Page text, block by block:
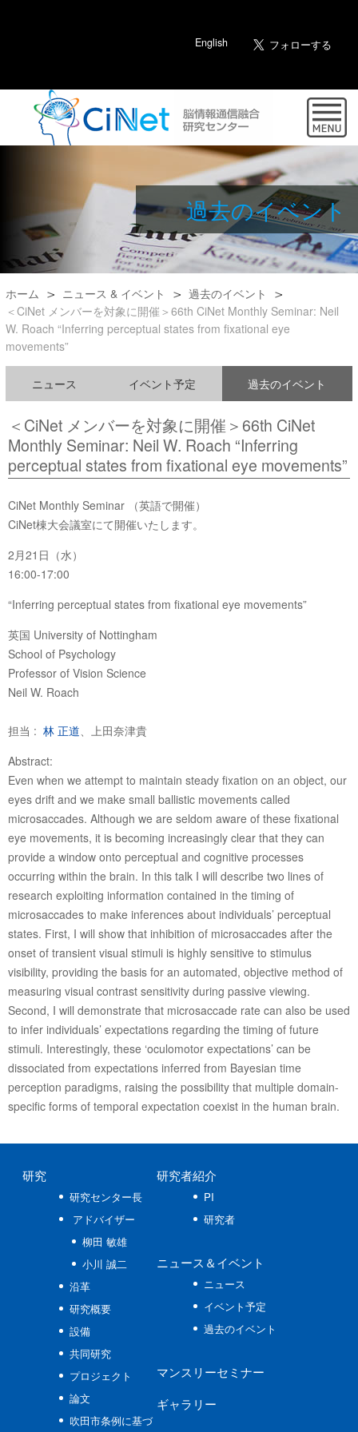
English
過去のイベント
ホーム ニュース & イベント
過去のイベント
＜CiNet メンバーを対象に開催＞66th CiNet Monthly Seminar: Neil
W. Roach “Inferring perceptual states from fixational eye
movements”
ニュース イベント予定 過去のイベント
＜CiNet メンバーを対象に開催＞66th CiNet
Monthly Seminar: Neil W. Roach “Inferring
perceptual states from fixational eye movements”
CiNet Monthly Seminar （英語で開催）
CiNet棟大会議室にて開催いたします。
2月21日（水）
16:00-17:00
“Inferring perceptual states from fixational eye movements”
英国 University of Nottingham
School of Psychology
Professor of Vision Science
Neil W. Roach
担当 : 林 正道、上田奈津貴
Abstract:
Even when we attempt to maintain steady fixation on an object, our
eyes drift and we make small ballistic movements called
microsaccades. Although we are seldom aware of these fixational
eye movements, it is becoming increasingly clear that they can
provide a window onto perceptual and cognitive processes
occurring within the brain. In this talk I will describe two lines of
research exploiting information contained in the timing of
microsaccades to make inferences about individuals’ perceptual
states. First, I will show that inhibition of microsaccades after the
onset of transient visual stimuli is highly sensitive to stimulus
visibility, providing the basis for an automated, objective method of
measuring visual contrast sensitivity during passive viewing.
Second, I will demonstrate that microsaccade rate can also be used
to infer individuals’ expectations regarding the timing of future
stimuli. Interestingly, these ‘oculomotor expectations’ can be
dissociated from expectations inferred from Bayesian time
perception paradigms, raising the possibility that multiple domain-
specific forms of temporal expectation coexist in the human brain.
研究
研究センター長
アドバイザー
柳田 敏雄
小川 誠二
沿革
研究概要
設備
共同研究
プロジェクト
論文
吹田市条例に基づ
研究者紹介
PI
研究者
ニュース ＆イベント
ニュース
イベント予定
過去のイベント
マンスリーセミナー
ギャラリー